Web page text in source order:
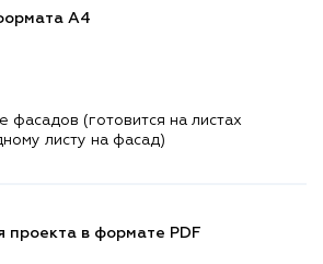
А4
фасадов (готовится на листах
листу на фасад)
проекта в формате PDF